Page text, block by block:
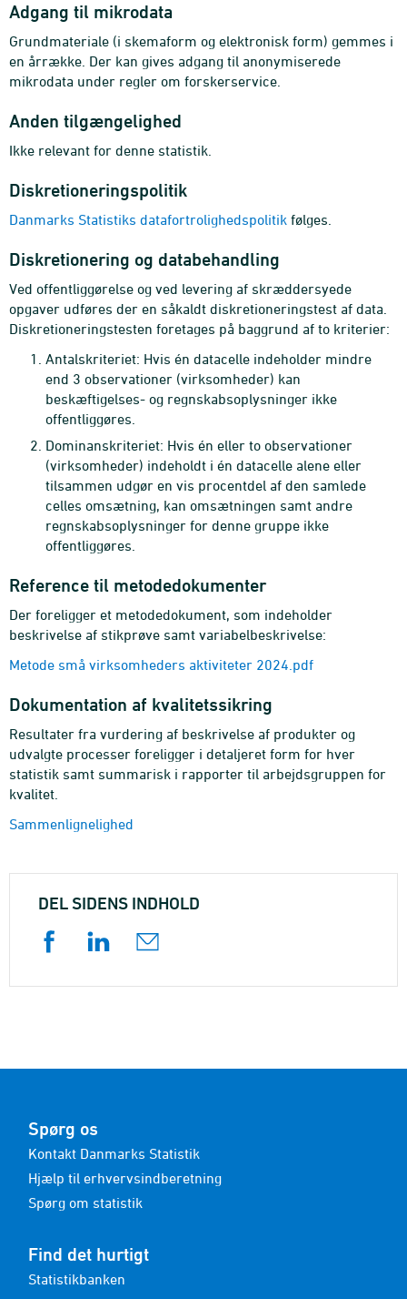
Adgang til mikrodata
Grundmateriale (i skemaform og elektronisk form) gemmes i
en årrække. Der kan gives adgang til anonymiserede
mikrodata under regler om forskerservice.
Anden tilgængelighed
Ikke relevant for denne statistik.
Diskretioneringspolitik
Danmarks Statistiks datafortrolighedspolitik følges.
Diskretionering og databehandling
Ved offentliggørelse og ved levering af skræddersyede
opgaver udføres der en såkaldt diskretioneringstest af data.
Diskretioneringstesten foretages på baggrund af to kriterier:
Antalskriteriet: Hvis én datacelle indeholder mindre
end 3 observationer (virksomheder) kan
beskæftigelses- og regnskabsoplysninger ikke
offentliggøres.
Dominanskriteriet: Hvis én eller to observationer
(virksomheder) indeholdt i én datacelle alene eller
tilsammen udgør en vis procentdel af den samlede
celles omsætning, kan omsætningen samt andre
regnskabsoplysninger for denne gruppe ikke
offentliggøres.
Reference til metodedokumenter
Der foreligger et metodedokument, som indeholder
beskrivelse af stikprøve samt variabelbeskrivelse:
Metode små virksomheders aktiviteter 2024.pdf
Dokumentation af kvalitetssikring
Resultater fra vurdering af beskrivelse af produkter og
udvalgte processer foreligger i detaljeret form for hver
statistik samt summarisk i rapporter til arbejdsgruppen for
kvalitet.
Sammenlignelighed
DEL SIDENS INDHOLD
Spørg os
Kontakt Danmarks Statistik
Hjælp til erhvervsindberetning
Spørg om statistik
Find det hurtigt
Statistikbanken